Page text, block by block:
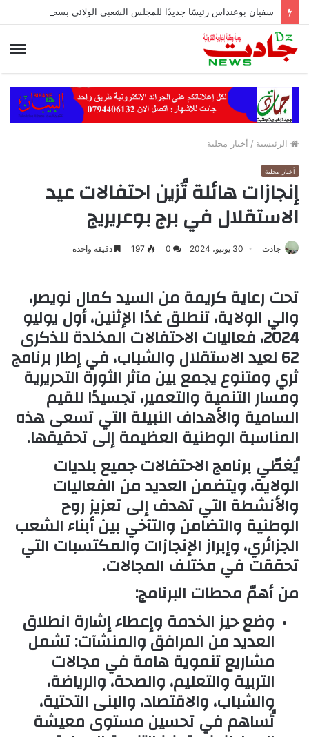
الرئيسية / أخبار محلية
أخبار محلية
إنجازات هائلة تُزين احتفالات عيد
الاستقلال في برج بوعريريج
جادت 30 يونيو، 2024 0
197 دقيقة واحدة
تحت رعاية كريمة من السيد كمال نويصر،
والي الولاية، تنطلق غدًا الإثنين، أول يوليو
2024، فعاليات الاحتفالات المخلدة للذكرى
62 لعيد الاستقلال والشباب، في إطار برنامج
ثري ومتنوع يجمع بين مآثر الثورة التحريرية
ومسار التنمية والتعمير، تجسيدًا للقيم
السامية والأهداف النبيلة التي تسعى هذه
المناسبة الوطنية العظيمة إلى تحقيقها.
يُغطّي برنامج الاحتفالات جميع بلديات
الولاية، ويتضمن العديد من الفعاليات
والأنشطة التي تهدف إلى تعزيز روح
الوطنية والتضامن والتآخي بين أبناء الشعب
الجزائري، وإبراز الإنجازات والمكتسبات التي
تحققت في مختلف المجالات.
من أهمّ محطات البرنامج:
وضع حيز الخدمة وإعطاء إشارة انطلاق
العديد من المرافق والمنشآت:تشمل
مشاريع تنموية هامة في مجالات
التربية والتعليم، والصحة، والرياضة،
والشباب، والاقتصاد، والبنى التحتية،
تُساهم في تحسين مستوى معيشة